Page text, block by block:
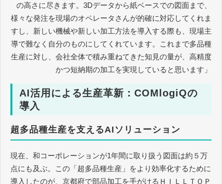
の高さに尽きます。3Dデータから紙ベースでの図面まで、
様々な発注を現場のオペレータさんが的確に対応してくれま
すし、新しい機械や新しい加工方法を導入する際も、現場主
導で難なく自分のものにしてくれています。これまで多品種
生産に対し、会社全体で積み重ねてきた知見の量が、高精度
かつ短納期の加工を実現していると思います」
AI活用による生産革新：COMlogiQの
導入
超多品種生産を支えるAIソリューション
現在、和コーポレーションが1年間に取り扱う図面は約５万
点にも及ぶ。この「超多品種生産」をより効率化するために
導入したのが、京都府で部品加工を手がけるＨＩＬＬＴＯＰ